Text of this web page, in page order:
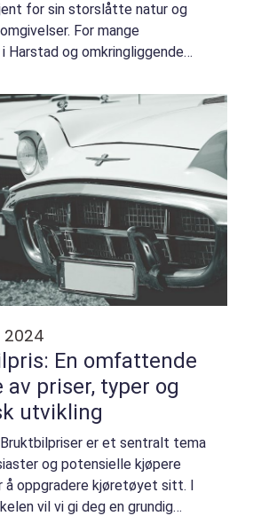
for sin storslåtte natur og
For mange
Harstad og omkringliggende
dra nytte av alle de fantastiske
2024
En omfattende
av priser, typer og
utvikling
Bruktbilpriser er et sentralt tema
og potensielle kjøpere
å oppgradere kjøretøyet sitt. I
vil vi gi deg en grundig